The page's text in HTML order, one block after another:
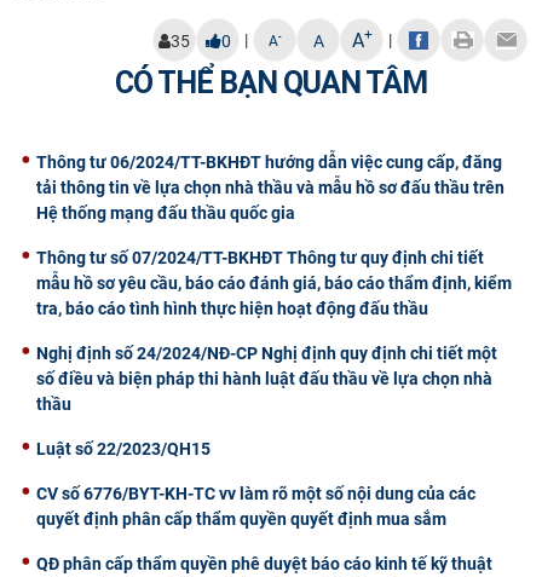
CỰU NGƯỜI HỌC
35 0 | A- A A+ |
CÓ THỂ BẠN QUAN TÂM
Thông tư 06/2024/TT-BKHĐT hướng dẫn việc cung cấp, đăng
tải thông tin về lựa chọn nhà thầu và mẫu hồ sơ đấu thầu trên
Hệ thống mạng đấu thầu quốc gia
Thông tư số 07/2024/TT-BKHĐT Thông tư quy định chi tiết
mẫu hồ sơ yêu cầu, báo cáo đánh giá, báo cáo thẩm định, kiểm
tra, báo cáo tình hình thực hiện hoạt động đấu thầu
Nghị định số 24/2024/NĐ-CP Nghị định quy định chi tiết một
số điều và biện pháp thi hành luật đấu thầu về lựa chọn nhà
thầu
Luật số 22/2023/QH15
CV số 6776/BYT-KH-TC vv làm rõ một số nội dung của các
quyết định phân cấp thẩm quyền quyết định mua sắm
QĐ phân cấp thẩm quyền phê duyệt báo cáo kinh tế kỹ thuật